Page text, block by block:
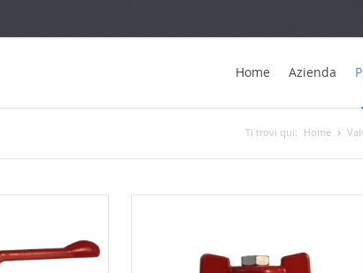
Home Azienda
Ti trovi qui: Home